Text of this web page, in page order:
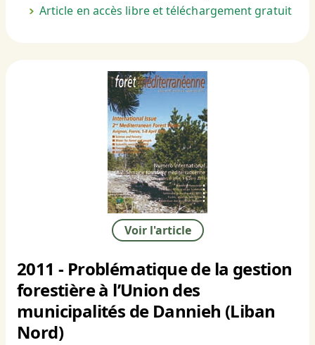
Article en accès libre et téléchargement gratuit
Voir l'article
2011 - Problématique de la gestion
forestière à l’Union des
municipalités de Dannieh (Liban
Nord)